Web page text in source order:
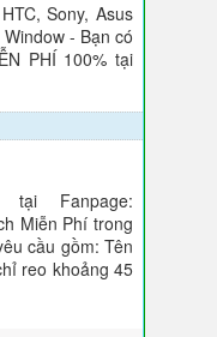
Sony, Asus
- Bạn có
PHÍ 100% tại
Fanpage:
Miễn Phí trong
cầu gồm: Tên
reo khoảng 45